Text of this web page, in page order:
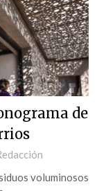
de
voluminosos